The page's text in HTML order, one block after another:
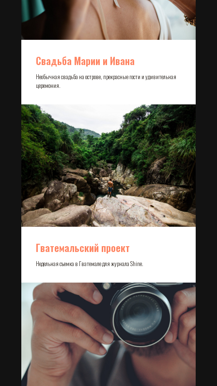
Свадьба Марии и Ивана
Необычная свадьба на острове, прекрасные гости и удивительная
церемония.
Гватемальский проект
Недельная съемка в Гватемале для журнала Shine.